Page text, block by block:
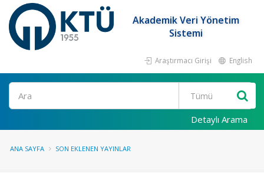
Akademik Veri Yönetim
Sistemi
Araştırmacı Girişi English
Ara
Detaylı Arama
ANA SAYFA SON EKLENEN YAYINLAR